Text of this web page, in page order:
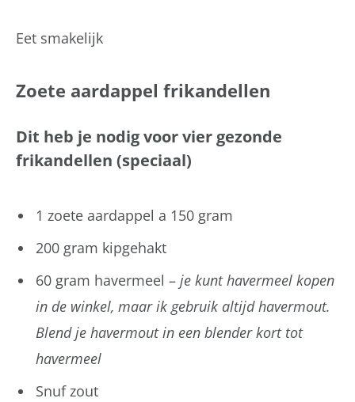
Eet smakelijk
Zoete aardappel frikandellen
Dit heb je nodig voor vier gezonde
frikandellen (speciaal)
1 zoete aardappel a 150 gram
200 gram kipgehakt
60 gram havermeel – je kunt havermeel kopen
in de winkel, maar ik gebruik altijd havermout.
Blend je havermout in een blender kort tot
havermeel
Snuf zout